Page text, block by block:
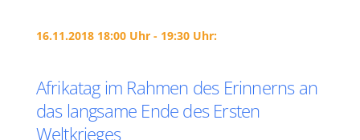
16.11.2018 18:00 Uhr - 19:30 Uhr:
Afrikatag im Rahmen des Erinnerns an
das langsame Ende des Ersten
Weltkrieges